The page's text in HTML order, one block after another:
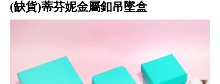
(缺貨)蒂芬妮金屬釦吊墜盒